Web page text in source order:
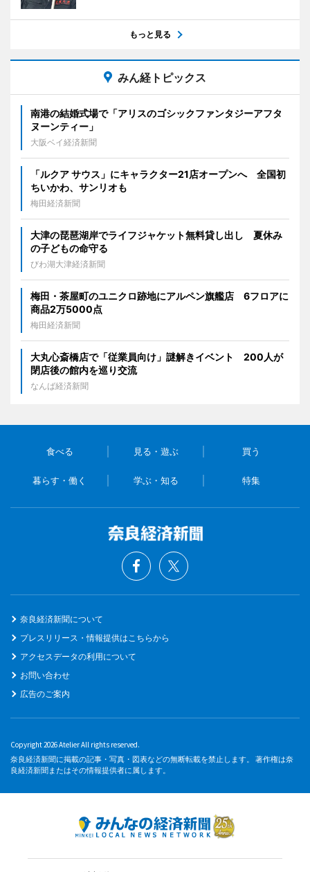
もっと見る
みん経トピックス
南港の結婚式場で「アリスのゴシックファンタジーアフタ
ヌーンティー」
大阪ベイ経済新聞
「ルクア サウス」にキャラクター21店オープンへ 全国初
ちいかわ、サンリオも
梅田経済新聞
大津の琵琶湖岸でライフジャケット無料貸し出し 夏休み
の子どもの命守る
びわ湖大津経済新聞
梅田・茶屋町のユニクロ跡地にアルペン旗艦店 6フロアに
商品2万5000点
梅田経済新聞
大丸心斎橋店で「従業員向け」謎解きイベント 200人が
閉店後の館内を巡り交流
なんば経済新聞
食べる 見る・遊ぶ 買う
暮らす・働く 学ぶ・知る 特集
奈良経済新聞について
プレスリリース・情報提供はこちらから
アクセスデータの利用について
お問い合わせ
広告のご案内
Copyright 2026 Atelier All rights reserved.
奈良経済新聞に掲載の記事・写真・図表などの無断転載を禁止します。 著作権は奈
良経済新聞またはその情報提供者に属します。